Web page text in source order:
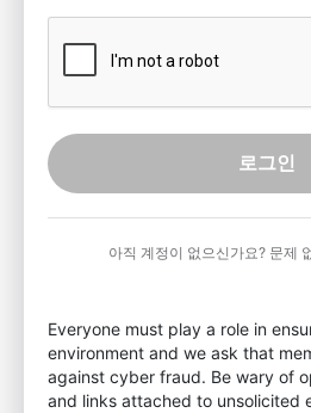
로그인
아직 계정이 없으신가요? 문제
Everyone must play a role in
environment and we ask that
against cyber fraud. Be wary of
and links attached to unsolicited